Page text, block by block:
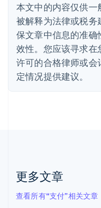
本文中的内容仅供
被解释为法律或税
保文章中信息的准
效性。您应该寻求
许可的合格律师或
定情况提供建议。
更多文章
查看所有“支付”相关文章
波兰
English
丹麦
English
德国
Deutsch English
法国
FrançaisEnglish
芬兰
克罗地亚
EnglishItaliano
拉脱维亚
English